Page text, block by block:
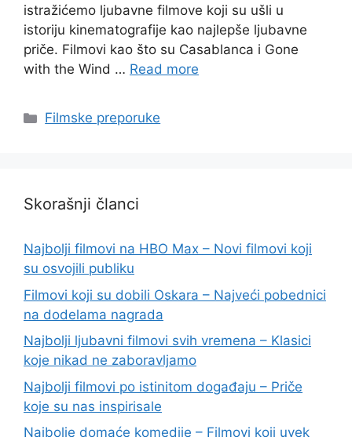
istražićemo ljubavne filmove koji su ušli u
istoriju kinematografije kao najlepše ljubavne
priče. Filmovi kao što su Casablanca i Gone
with the Wind … Read more
Categories
Filmske preporuke
Skorašnji članci
Najbolji filmovi na HBO Max – Novi filmovi koji
su osvojili publiku
Filmovi koji su dobili Oskara – Najveći pobednici
na dodelama nagrada
Najbolji ljubavni filmovi svih vremena – Klasici
koje nikad ne zaboravljamo
Najbolji filmovi po istinitom događaju – Priče
koje su nas inspirisale
Najbolje domaće komedije – Filmovi koji uvek